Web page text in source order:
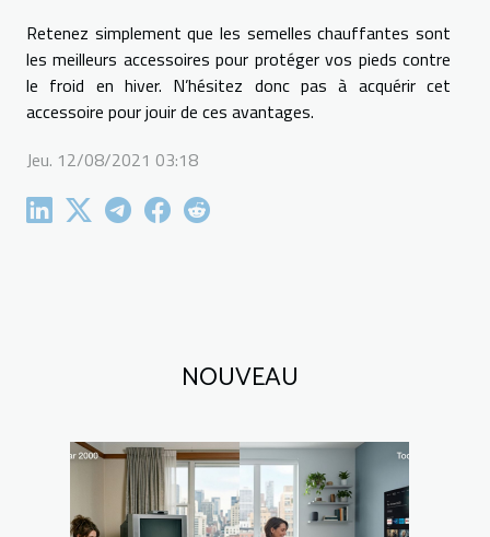
Retenez simplement que les semelles chauffantes sont
les meilleurs accessoires pour protéger vos pieds contre
le froid en hiver. N’hésitez donc pas à acquérir cet
accessoire pour jouir de ces avantages.
Jeu. 12/08/2021 03:18
NOUVEAU